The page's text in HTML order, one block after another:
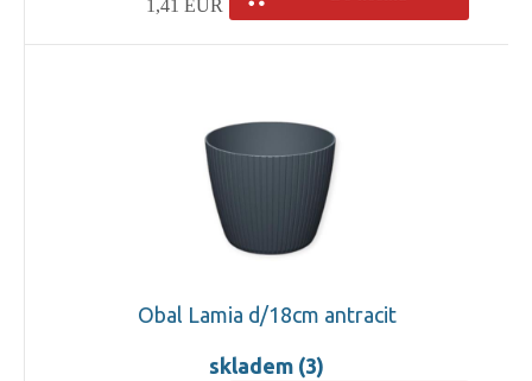
1,41 EUR
Obal Lamia d/18cm antracit
skladem (3)